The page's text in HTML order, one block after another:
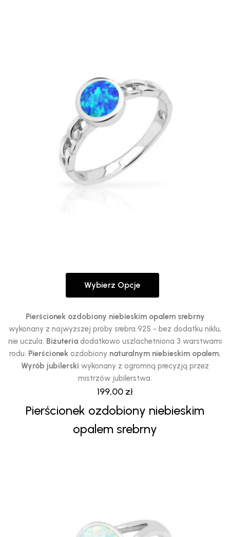
Pierścionek ozdobiony niebieskim
opalem srebrny
199,00 zł
Pierścionek ozdobiony niebieskim opalem srebrny
wykonany z najwyższej próby srebra 925 - bez dodatku niklu,
nie uczula. Biżuteria dodatkowo uszlachetniona 3 warstwami
rodu. Pierścionek ozdobiony naturalnym niebieskim opalem.
Wyrób jubilerski wykonany z ogromną precyzją przez
mistrzów jubilerstwa.
Wybierz Opcje
Ten
ma
wiele
wariantów.
Opcje
można
wybrać
na
produktu